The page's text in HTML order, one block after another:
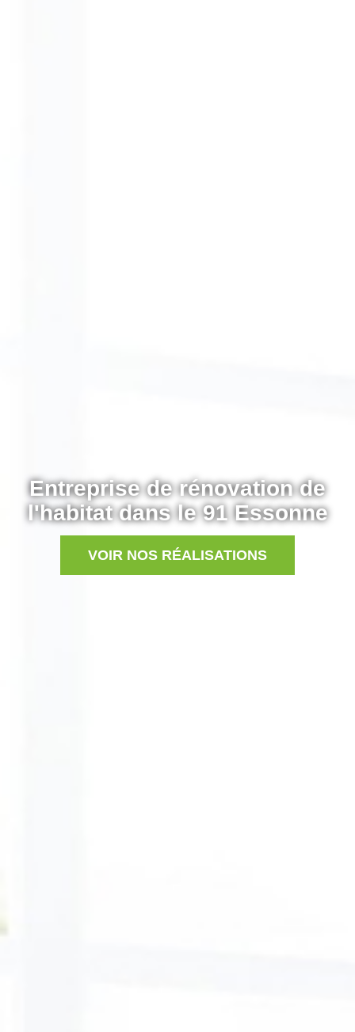
Entreprise de rénovation de
l'habitat dans le 91 Essonne
VOIR NOS RÉALISATIONS